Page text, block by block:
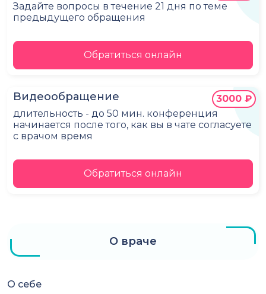
Задайте вопросы в течение 21 дня по теме
предыдущего обращения
Обратиться онлайн
Видеообращение
длительность - до 50 мин. конференция
начинается после того, как вы в чате согласуете
с врачом время
3000 ₽
Обратиться онлайн
О враче
О себе